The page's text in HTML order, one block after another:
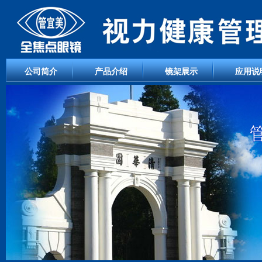
公司简介 产品介绍 镜架展示 应用说